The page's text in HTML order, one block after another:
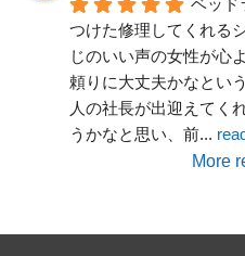
ベッド
つけた修理してくれる
じのいい声の女性が心
頼りに大丈夫かなとい
人の社長が出迎えてく
うかなと思い、前...
More